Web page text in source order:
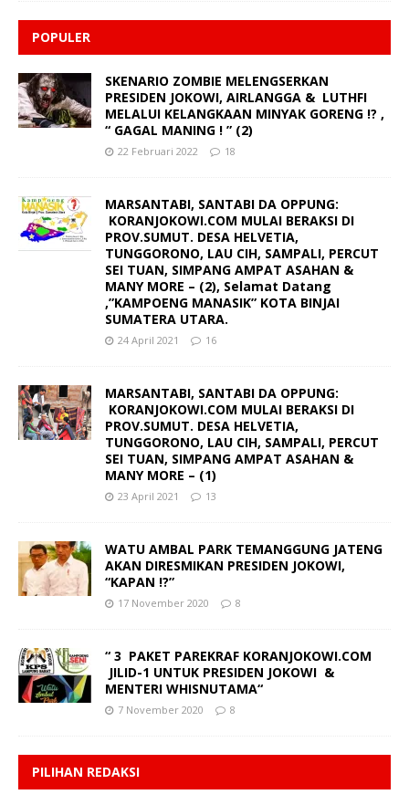
POPULER
SKENARIO ZOMBIE MELENGSERKAN
PRESIDEN JOKOWI, AIRLANGGA & LUTHFI
MELALUI KELANGKAAN MINYAK GORENG !? ,
“ GAGAL MANING ! ” (2)
22 Februari 2022 18
MARSANTABI, SANTABI DA OPPUNG:
KORANJOKOWI.COM MULAI BERAKSI DI
PROV.SUMUT. DESA HELVETIA,
TUNGGORONO, LAU CIH, SAMPALI, PERCUT
SEI TUAN, SIMPANG AMPAT ASAHAN &
MANY MORE – (2), Selamat Datang
,”KAMPOENG MANASIK” KOTA BINJAI
SUMATERA UTARA.
24 April 2021 16
MARSANTABI, SANTABI DA OPPUNG:
KORANJOKOWI.COM MULAI BERAKSI DI
PROV.SUMUT. DESA HELVETIA,
TUNGGORONO, LAU CIH, SAMPALI, PERCUT
SEI TUAN, SIMPANG AMPAT ASAHAN &
MANY MORE – (1)
23 April 2021 13
WATU AMBAL PARK TEMANGGUNG JATENG
AKAN DIRESMIKAN PRESIDEN JOKOWI,
“KAPAN !?”
17 November 2020 8
“ 3 PAKET PAREKRAF KORANJOKOWI.COM
JILID-1 UNTUK PRESIDEN JOKOWI &
MENTERI WHISNUTAMA“
7 November 2020 8
PILIHAN REDAKSI